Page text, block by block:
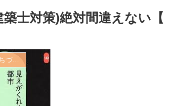
築士対策)絶対間違えない
03-4.【まちづくり・著書】都市実例